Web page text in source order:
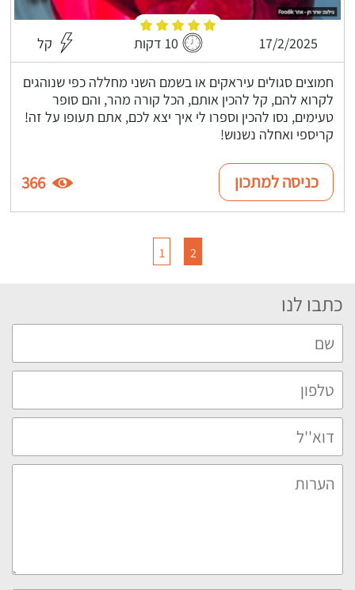
17/2/2025 10 דקות קל
חמוצים סגולים עיראקים או בשמם השני מחללה כפי שנוהגים
לקרוא להם, קל להכין אותם, הכל קורה מהר, והם סופר
טעימים, נסו להכין וספרו לי איך יצא לכם, אתם תעופו על זה!
קריספי ואחלה נשנוש!
כניסה למתכון 366
1 2
כתבו לנו